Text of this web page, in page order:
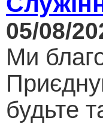
05/08/
Ми
будьте